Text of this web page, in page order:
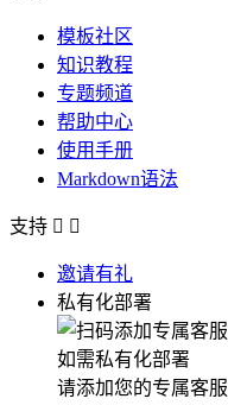
模板社区
知识教程
专题频道
帮助中心
使用手册
Markdown语法
支持  
邀请有礼
私有化部署
如需私有化部署
请添加您的专属客服